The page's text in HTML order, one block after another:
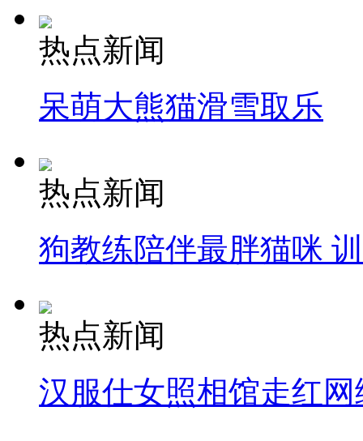
热点新闻
呆萌大熊猫滑雪取乐
热点新闻
狗教练陪伴最胖猫咪
热点新闻
汉服仕女照相馆走红网